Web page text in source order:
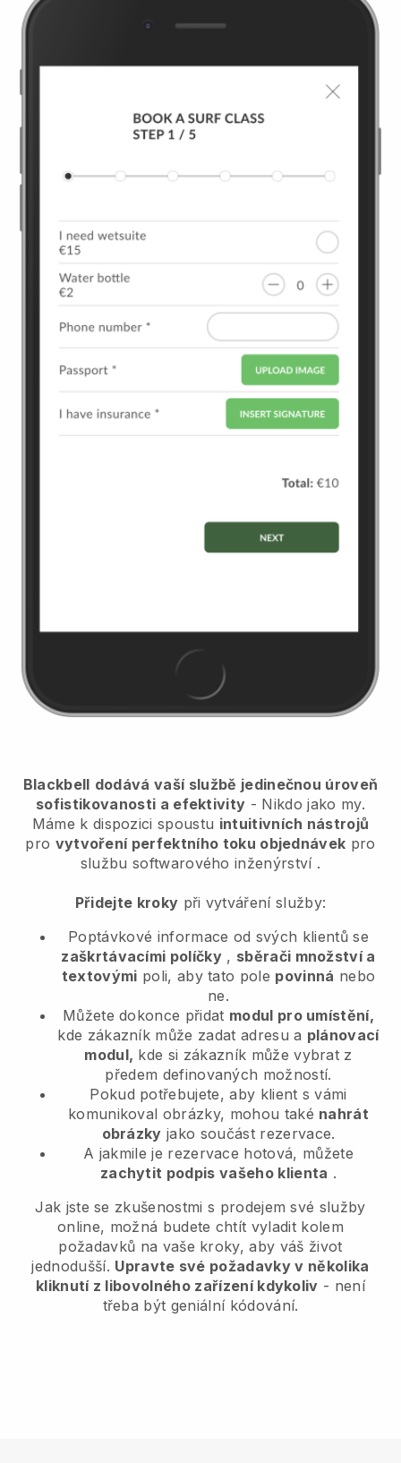
Blackbell dodává vaší službě jedinečnou úroveň
sofistikovanosti a efektivity - Nikdo jako my.
Máme k dispozici spoustu intuitivních nástrojů
pro vytvoření perfektního toku objednávek pro
službu softwarového inženýrství.
Přidejte kroky při vytváření služby:
Poptávkové informace od svých klientů se
zaškrtávacími políčky , sběrači množství a
textovými poli, aby tato pole povinná nebo
ne.
Můžete dokonce přidat modul pro umístění,
kde zákazník může zadat adresu a plánovací
modul, kde si zákazník může vybrat z
předem definovaných možností.
Pokud potřebujete, aby klient s vámi
komunikoval obrázky, mohou také nahrát
obrázky jako součást rezervace.
A jakmile je rezervace hotová, můžete
zachytit podpis vašeho klienta .
Jak jste se zkušenostmi s prodejem své služby
online, možná budete chtít vyladit kolem
požadavků na vaše kroky, aby váš život
jednodušší. Upravte své požadavky v několika
kliknutí z libovolného zařízení kdykoliv - není
třeba být geniální kódování.